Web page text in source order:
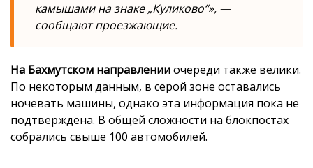
камышами на знаке „Куликово“», —
сообщают проезжающие.
На Бахмутском направленииочереди также велики.
По некоторым данным, в серой зоне оставались
ночевать машины, однако эта информация пока не
подтверждена. В общей сложности на блокпостах
собрались свыше 100 автомобилей.